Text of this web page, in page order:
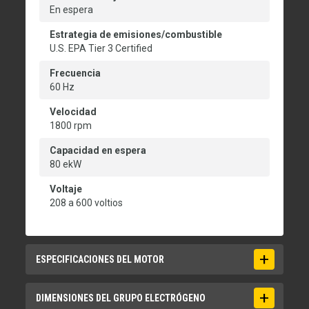
En espera
Estrategia de emisiones/combustible
U.S. EPA Tier 3 Certified
Frecuencia
60 Hz
Velocidad
1800 rpm
Capacidad en espera
80 ekW
Voltaje
208 a 600 voltios
ESPECIFICACIONES DEL MOTOR
Aspiración
DIMENSIONES DEL GRUPO ELECTRÓGENO